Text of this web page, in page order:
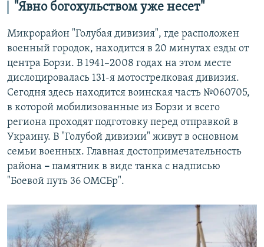
"Явно богохульством уже несет"
Микрорайон "Голубая дивизия", где расположен
военный городок, находится в 20 минутах езды от
центра Борзи. В 1941–2008 годах на этом месте
дислоцировалась 131-я мотострелковая дивизия.
Сегодня здесь находится воинская часть №060705,
в которой мобилизованные из Борзи и всего
региона проходят подготовку перед отправкой в
Украину. В "Голубой дивизии" живут в основном
семьи военных. Главная достопримечательность
района – памятник в виде танка с надписью
"Боевой путь 36 ОМСБр".